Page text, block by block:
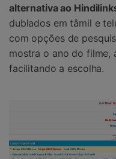
alternativa ao
dublados em tâmil e
com opções de
mostra o ano do filme,
facilitando a escolha.